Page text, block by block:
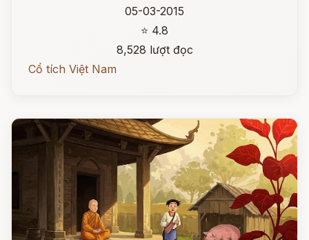
05-03-2015
⭐ 4.8
8,528 lượt đọc
Cổ tích Việt Nam